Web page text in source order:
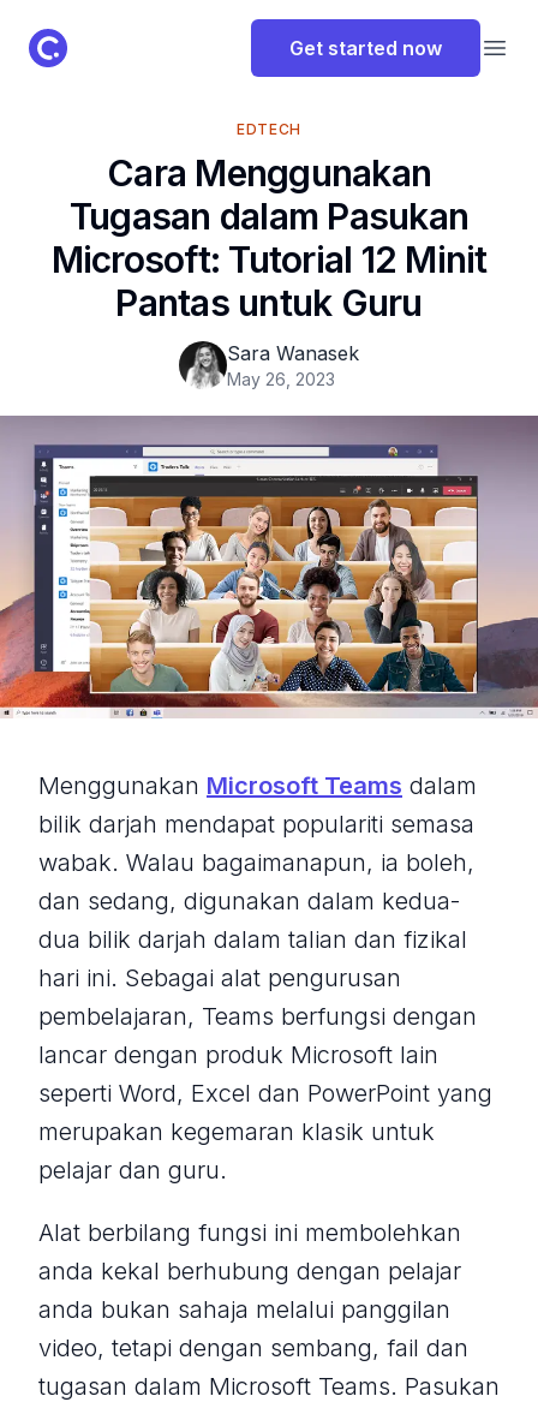
ClassPoint Logo Get started now
EDTECH
Cara Menggunakan
Tugasan dalam Pasukan
Microsoft: Tutorial 12 Minit
Pantas untuk Guru
Sara Wanasek
May 26, 2023
Menggunakan Microsoft Teams dalam
bilik darjah mendapat populariti semasa
wabak. Walau bagaimanapun, ia boleh,
dan sedang, digunakan dalam kedua-
dua bilik darjah dalam talian dan fizikal
hari ini. Sebagai alat pengurusan
pembelajaran, Teams berfungsi dengan
lancar dengan produk Microsoft lain
seperti Word, Excel dan PowerPoint yang
merupakan kegemaran klasik untuk
pelajar dan guru.
Alat berbilang fungsi ini membolehkan
anda kekal berhubung dengan pelajar
anda bukan sahaja melalui panggilan
video, tetapi dengan sembang, fail dan
tugasan dalam Microsoft Teams. Pasukan